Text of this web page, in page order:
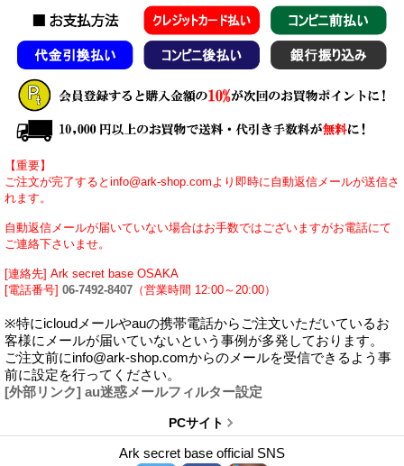
【重要】
ご注文が完了するとinfo@ark-shop.comより即時に自動返信メールが送信さ
れます。
自動返信メールが届いていない場合はお手数ではございますがお電話にて
ご連絡下さいませ。
[連絡先] Ark secret base OSAKA
[電話番号] 06-7492-8407 （営業時間 12:00～20:00）
※特にicloudメールやauの携帯電話からご注文いただいているお
客様にメールが届いていないという事例が多発しております。
ご注文前にinfo@ark-shop.comからのメールを受信できるよう事
前に設定を行ってください。
[外部リンク] au迷惑メールフィルター設定
PCサイト
Ark secret base official SNS